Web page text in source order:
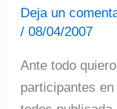
Deja un
/08/04/2007
Ante todo
participantes